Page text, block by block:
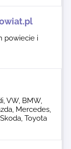
powiecie i
VW, BMW,
Mercedes,
Toyota